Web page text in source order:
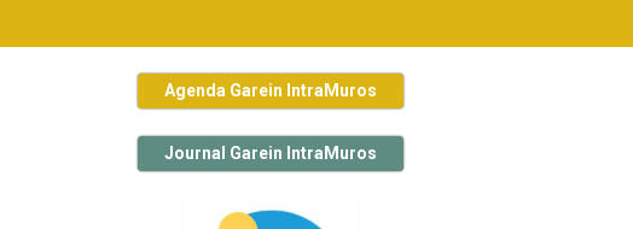
Agenda Garein IntraMuros
Journal Garein IntraMuros